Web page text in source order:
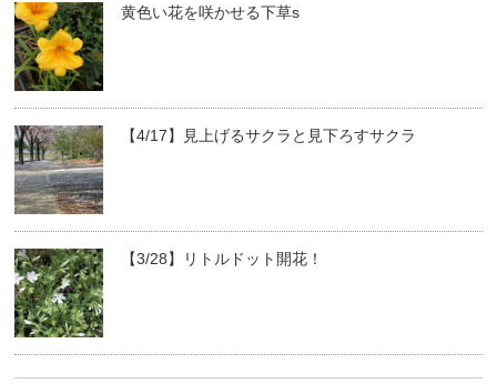
黄色い花を咲かせる下草s
【4/17】見上げるサクラと見下ろすサクラ
【3/28】リトルドット開花！